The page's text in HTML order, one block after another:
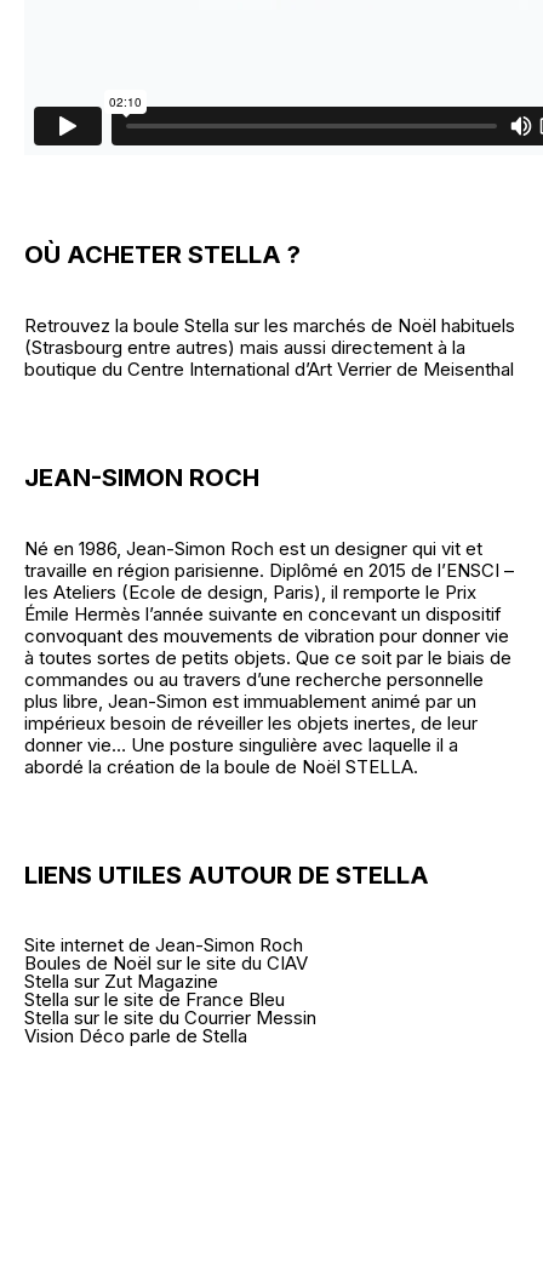
OÙ ACHETER STELLA ?
Retrouvez la boule Stella sur les marchés de Noël habituels
(Strasbourg entre autres) mais aussi directement à la
boutique du Centre International d’Art Verrier de Meisenthal
JEAN-SIMON ROCH
Né en 1986, Jean-Simon Roch est un designer qui vit et
travaille en région parisienne. Diplômé en 2015 de l’ENSCI –
les Ateliers (Ecole de design, Paris), il remporte le Prix
Émile Hermès l’année suivante en concevant un dispositif
convoquant des mouvements de vibration pour donner vie
à toutes sortes de petits objets. Que ce soit par le biais de
commandes ou au travers d’une recherche personnelle
plus libre, Jean-Simon est immuablement animé par un
impérieux besoin de réveiller les objets inertes, de leur
donner vie… Une posture singulière avec laquelle il a
abordé la création de la boule de Noël STELLA.
LIENS UTILES AUTOUR DE STELLA
Site internet de Jean-Simon Roch
Boules de Noël sur le site du CIAV
Stella sur Zut Magazine
Stella sur le site de France Bleu
Stella sur le site du Courrier Messin
Vision Déco parle de Stella